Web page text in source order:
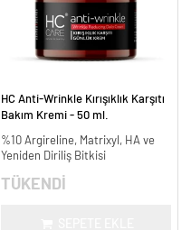
HC Anti-Wrinkle Kırışıklık Karşıtı
Bakım Kremi - 50 ml.
%10 Argireline, Matrixyl, HA ve
Yeniden Diriliş Bitkisi
TÜKENDİ